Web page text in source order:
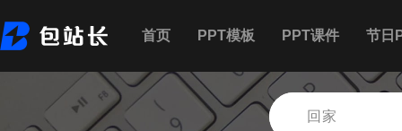
首页 PPT模板 PPT课件 节日